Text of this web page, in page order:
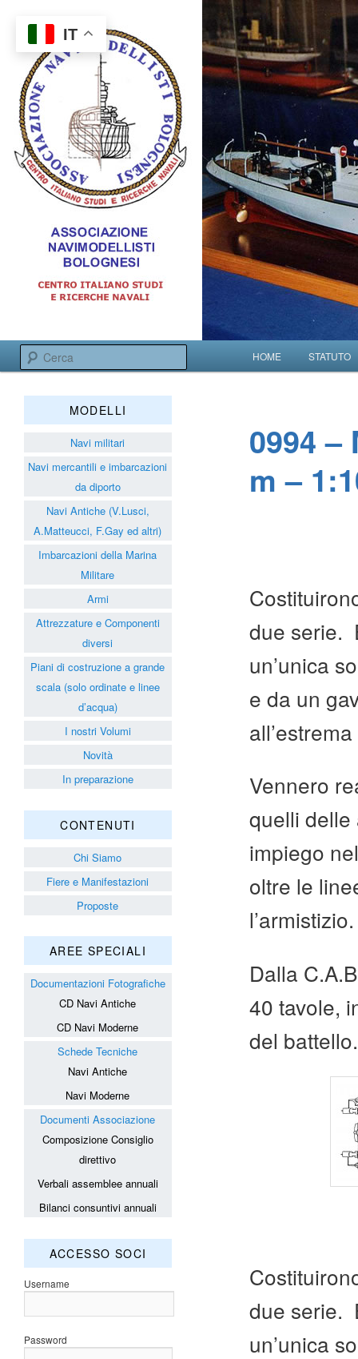
Associazione
Centro italiano studi e ricerche navali
Menu principale
VAI AL
VAI AL
HOME STATUTO
0994 –
m –
due serie.
un’unica
e da un
Vennero
quelli delle
impiego
oltre le
l’armistizio.
Dalla
40 tavole,
del battello.
due serie.
un’unica
MODELLI
Navi militari
Navi mercantili e imbarcazioni
da diporto
Navi Antiche (V.Lusci,
A.Matteucci, F.Gay ed altri)
Imbarcazioni della Marina
Militare
Armi
Attrezzature e Componenti
diversi
Piani di costruzione a grande
scala (solo ordinate e linee
d’acqua)
I nostri Volumi
Novità
In preparazione
CONTENUTI
Chi Siamo
Fiere e Manifestazioni
Proposte
AREE SPECIALI
Documentazioni Fotografiche
CD Navi Antiche
CD Navi Moderne
Schede Tecniche
Navi Antiche
Navi Moderne
Documenti Associazione
Composizione Consiglio
direttivo
Verbali assemblee annuali
Bilanci consuntivi annuali
ACCESSO SOCI
Username
Password
IT